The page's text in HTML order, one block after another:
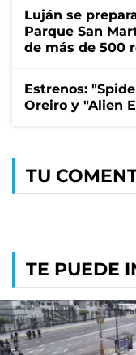
Luján se
Parque San
de más de 500
Estrenos:
Oreiro y "Alien
TU
TE PUEDE